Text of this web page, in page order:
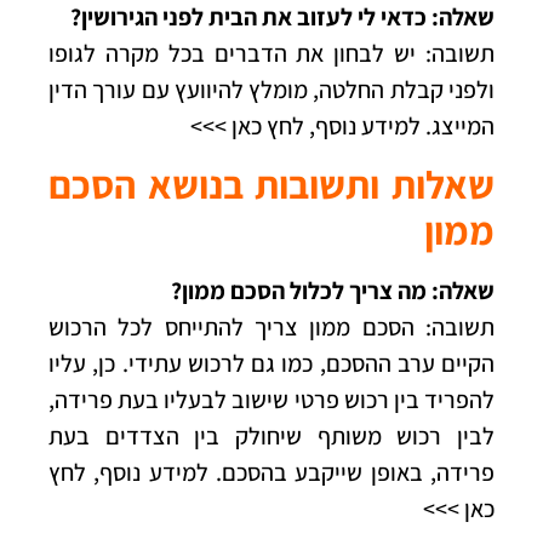
שאלה: כדאי לי לעזוב את הבית לפני הגירושין?
תשובה: יש לבחון את הדברים בכל מקרה לגופו
ולפני קבלת החלטה, מומלץ להיוועץ עם עורך הדין
המייצג. למידע נוסף, לחץ כאן >>>
שאלות ותשובות בנושא הסכם
ממון
שאלה: מה צריך לכלול הסכם ממון?
תשובה: הסכם ממון צריך להתייחס לכל הרכוש
הקיים ערב ההסכם, כמו גם לרכוש עתידי. כן, עליו
להפריד בין רכוש פרטי שישוב לבעליו בעת פרידה,
לבין רכוש משותף שיחולק בין הצדדים בעת
פרידה, באופן שייקבע בהסכם. למידע נוסף, לחץ
כאן >>>